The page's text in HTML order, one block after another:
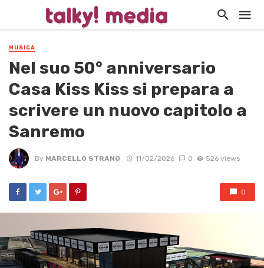
MUSICA
Nel suo 50° anniversario
Casa Kiss Kiss si prepara a
scrivere un nuovo capitolo a
Sanremo
By MARCELLO STRANO 11/02/2026 0 526 views
0